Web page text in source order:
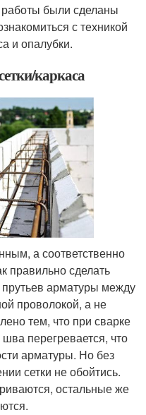
были сделаны
с техникой
и опалубки.
каркаса
а соответственно
правильно сделать
арматуры между
проволокой, а не
тем, что при сварке
перегревается, что
арматуры. Но без
сетки не обойтись.
остальные же